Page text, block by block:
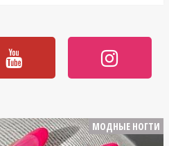
МОДНЫЕ НОГТИ